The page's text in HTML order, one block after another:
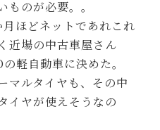
のが必要。。
ほどネットであれこれ
近場の中古車屋さん
軽自動車に決めた。
マルタイヤも、その中
イヤが使えそうなの